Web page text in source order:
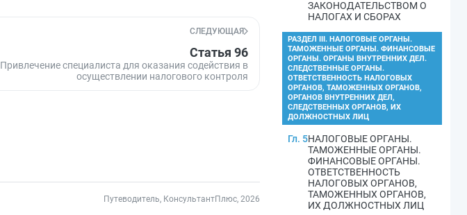
СЛЕДУЮЩАЯ
Статья 96
Привлечение специалиста для оказания содействия в
осуществлении налогового контроля
Путеводитель, КонсультантПлюс, 2026
ЗАКОНОДАТЕЛЬСТВОМ О
НАЛОГАХ И СБОРАХ
РАЗДЕЛ III. НАЛОГОВЫЕ ОРГАНЫ.
ТАМОЖЕННЫЕ ОРГАНЫ. ФИНАНСОВЫЕ
ОРГАНЫ. ОРГАНЫ ВНУТРЕННИХ ДЕЛ.
СЛЕДСТВЕННЫЕ ОРГАНЫ.
ОТВЕТСТВЕННОСТЬ НАЛОГОВЫХ
ОРГАНОВ, ТАМОЖЕННЫХ ОРГАНОВ,
ОРГАНОВ ВНУТРЕННИХ ДЕЛ,
СЛЕДСТВЕННЫХ ОРГАНОВ, ИХ
ДОЛЖНОСТНЫХ ЛИЦ
Гл. 5НАЛОГОВЫЕ ОРГАНЫ.
ТАМОЖЕННЫЕ ОРГАНЫ.
ФИНАНСОВЫЕ ОРГАНЫ.
ОТВЕТСТВЕННОСТЬ
НАЛОГОВЫХ ОРГАНОВ,
ТАМОЖЕННЫХ ОРГАНОВ,
ИХ ДОЛЖНОСТНЫХ ЛИЦ